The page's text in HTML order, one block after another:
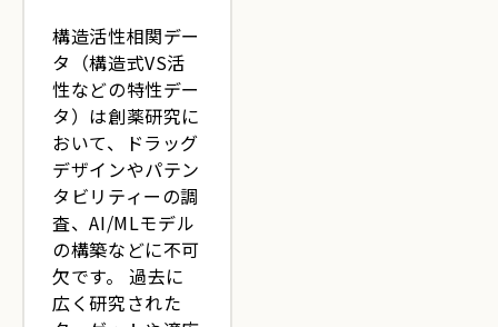
構造活性相関デー
タ（構造式VS活
性などの特性デー
タ）は創薬研究に
おいて、ドラッグ
デザインやパテン
タビリティーの調
査、AI/MLモデル
の構築などに不可
欠です。 過去に
広く研究された